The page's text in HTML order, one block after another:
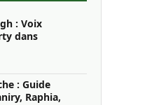
: Voix
dans
: Guide
Raphia,